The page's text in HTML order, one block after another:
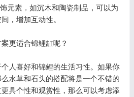
素，如沉木和陶瓷制品，可以为
，增加互动性。
更适合锦鲤缸呢？
喜好和锦鲤的生活习性。如果你
水草和石头的搭配将是一个不错的
具个性和观赏性，那么可以考虑添